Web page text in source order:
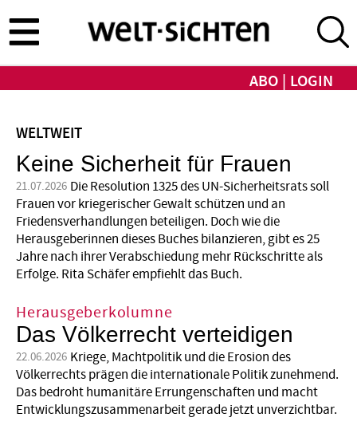
zum
Inhalt
ABO LOGIN
WELTWEIT
Keine Sicherheit für Frauen
21.07.2026 Die Resolution 1325 des UN-Sicherheitsrats soll
Frauen vor kriegerischer Gewalt schützen und an
Friedensverhandlungen beteiligen. Doch wie die
Herausgeberinnen dieses Buches bilanzieren, gibt es 25
Jahre nach ihrer Verabschiedung mehr Rückschritte als
Erfolge. Rita Schäfer empfiehlt das Buch.
Herausgeberkolumne
Das Völkerrecht verteidigen
22.06.2026 Kriege, Machtpolitik und die Erosion des
Völkerrechts prägen die internationale Politik zunehmend.
Das bedroht humanitäre Errungenschaften und macht
Entwicklungszusammenarbeit gerade jetzt unverzichtbar.